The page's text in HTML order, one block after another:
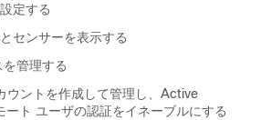
定する
センサーを表示する
管理する
ウントを作成して管理し、Active
ート ユーザの認証をイネーブルにする